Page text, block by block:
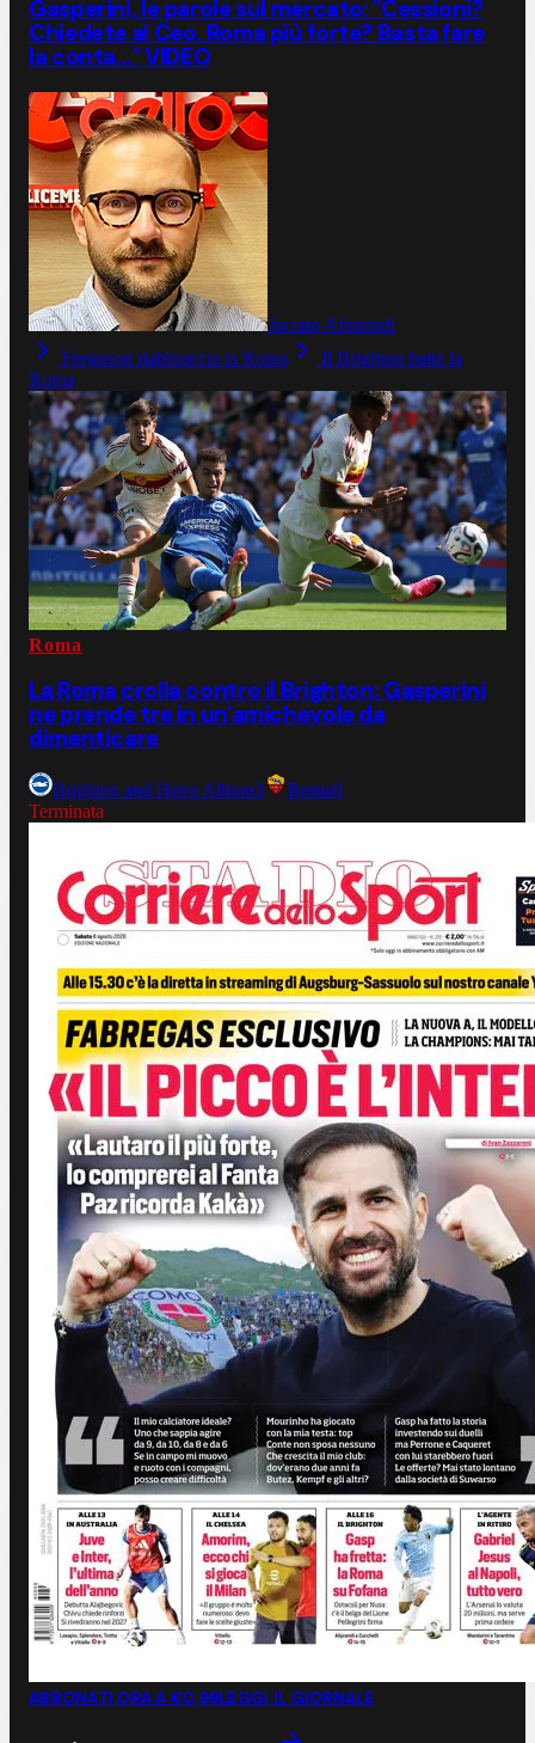
Gasperini, le parole sul mercato: "Cessioni?
Chiedete al Ceo. Roma più forte? Basta fare
la conta..." VIDEO
Jacopo Aliprandi
Ferguson riabbraccia la Roma
Il Brighton batte la
Roma
Roma
La Roma crolla contro il Brighton: Gasperini
ne prende tre in un'amichevole da
dimenticare
Brighton and Hove Albion3 Roma0
Terminata
ABBONATI ORA A €0,99LEGGI IL GIORNALE